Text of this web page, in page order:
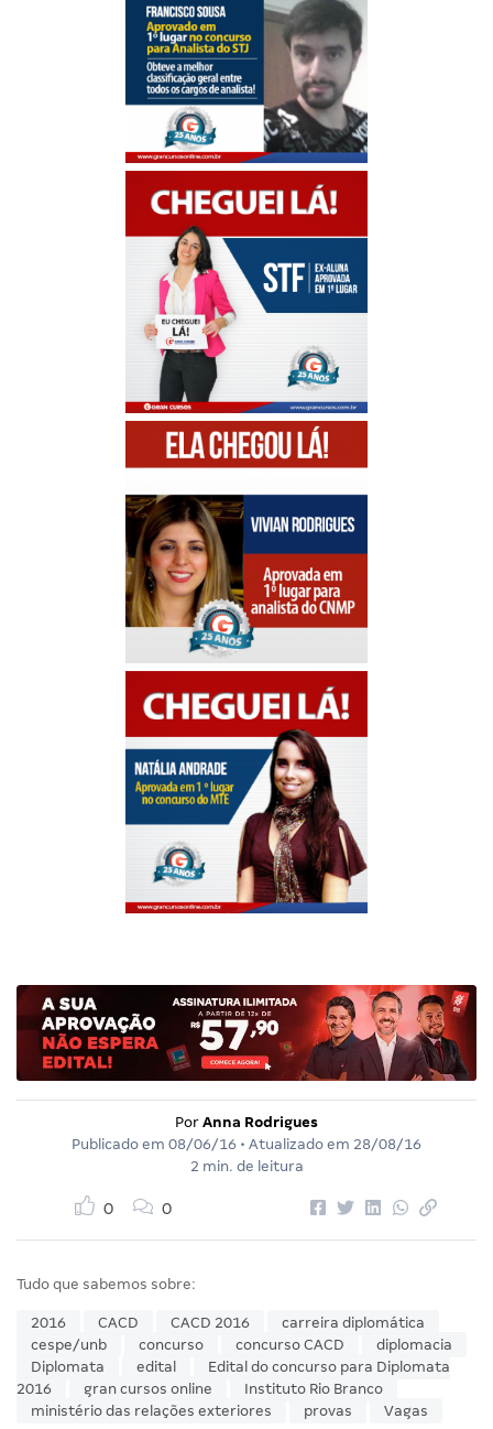
Por Anna Rodrigues
Publicado em 08/06/16 • Atualizado em 28/08/16
2 min. de leitura
0 0
Tudo que sabemos sobre:
2016 CACD CACD 2016
carreira diplomática
cespe/unb
concurso concurso CACD
diplomacia
Diplomata
edital
Edital do concurso para Diplomata
2016
gran cursos online
Instituto Rio Branco
ministério das relações exteriores
provas Vagas